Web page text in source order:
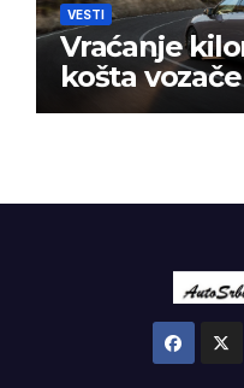
VESTI
Vraćanje
košta